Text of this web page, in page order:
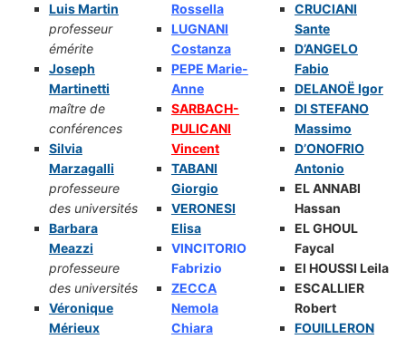
Luis Martin
professeur
émérite
Joseph
Martinetti
maître de
conférences
Silvia
Marzagalli
professeure
des universités
Barbara
Meazzi
professeure
des universités
Véronique
Mérieux
Rossella
LUGNANI
Costanza
PEPE Marie-
Anne
SARBACH-
PULICANI
Vincent
TABANI
Giorgio
VERONESI
Elisa
VINCITORIO
Fabrizio
ZECCA
Nemola
Chiara
CRUCIANI
Sante
D’ANGELO
Fabio
DELANOË Igor
DI STEFANO
Massimo
D’ONOFRIO
Antonio
EL ANNABI
Hassan
EL GHOUL
Faycal
El HOUSSI Leila
ESCALLIER
Robert
FOUILLERON